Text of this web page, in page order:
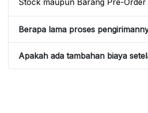
Stock maupun Barang Pre-
Berapa lama proses
Apakah ada tambahan biaya